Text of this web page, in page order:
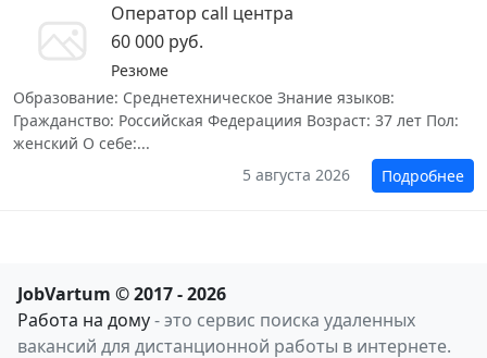
Оператор call центра
60 000 руб.
Резюме
Образование: Среднетехническое Знание языков:
Гражданство: Российская Федерациия Возраст: 37 лет Пол:
женский О себе:...
5 августа 2026
Подробнее
JobVartum © 2017 - 2026
Работа на дому- это сервис поиска удаленных
вакансий для дистанционной работы в интернете.